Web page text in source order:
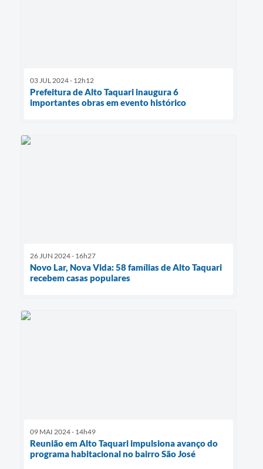
03 JUL 2024 - 12h12
Prefeitura de Alto Taquari inaugura 6
importantes obras em evento histórico
26 JUN 2024 - 16h27
Novo Lar, Nova Vida: 58 famílias de Alto Taquari
recebem casas populares
09 MAI 2024 - 14h49
Reunião em Alto Taquari impulsiona avanço do
programa habitacional no bairro São José